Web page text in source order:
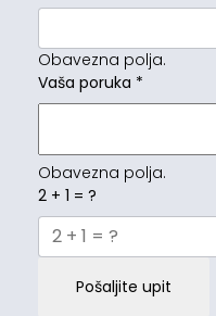
Obavezna polja.
Vaša poruka *
Obavezna polja.
2 + 1 = ?
Pošaljite upit